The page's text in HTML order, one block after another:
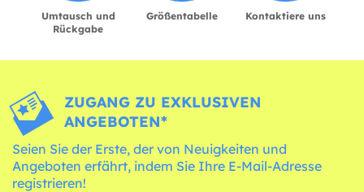
Umtausch und
Rückgabe
Größentabelle Kontaktiere uns
ZUGANG ZU EXKLUSIVEN
ANGEBOTEN*
Seien Sie der Erste, der von Neuigkeiten und
Angeboten erfährt, indem Sie Ihre E-Mail-Adresse
registrieren!